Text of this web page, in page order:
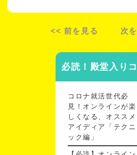
<< 前を見る 次
必読！殿堂入り
コロナ就活世代必
見！オンラインが楽
しくなる、オススメ
アイディア「テクニ
ック編」